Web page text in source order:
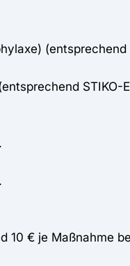
(entsprechend
STIKO-
10 € je Maßnahme